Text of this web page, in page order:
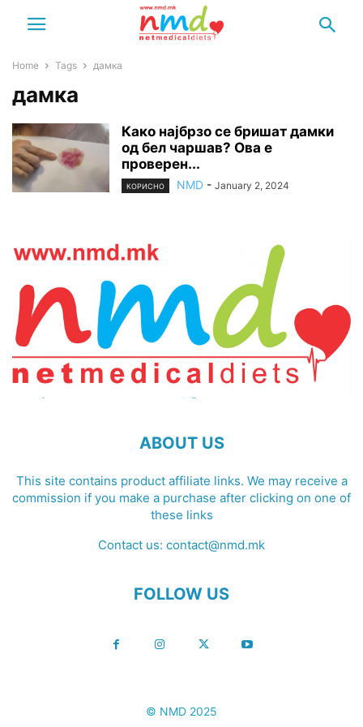
Home Tags дамка
дамка
Како најбрзо се бришат дамки
од бел чаршав? Ова е
проверен...
КОРИСНО NMD - January 2, 2024
ABOUT US
This site contains product affiliate links. We may receive a
commission if you make a purchase after clicking on one of
these links
Contact us: contact@nmd.mk
FOLLOW US
© NMD 2025